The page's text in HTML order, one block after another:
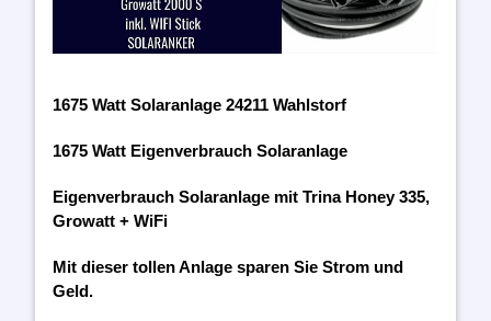
1675 Watt Solaranlage 24211 Wahlstorf
1675 Watt Eigenverbrauch Solaranlage
Eigenverbrauch Solaranlage mit Trina Honey 335,
Growatt + WiFi
Mit dieser tollen Anlage sparen Sie Strom und
Geld.